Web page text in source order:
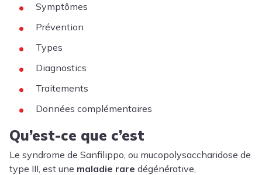
Symptômes
Prévention
Types
Diagnostics
Traitements
Données complémentaires
Qu’est-ce que c’est
Le syndrome de Sanfilippo, ou mucopolysaccharidose de
type III, est une maladie rare dégénérative,